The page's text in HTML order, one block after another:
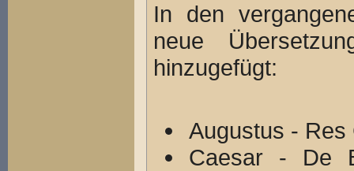
In den
neue
hinzugefügt:
Augustus - Res
Caesar - De